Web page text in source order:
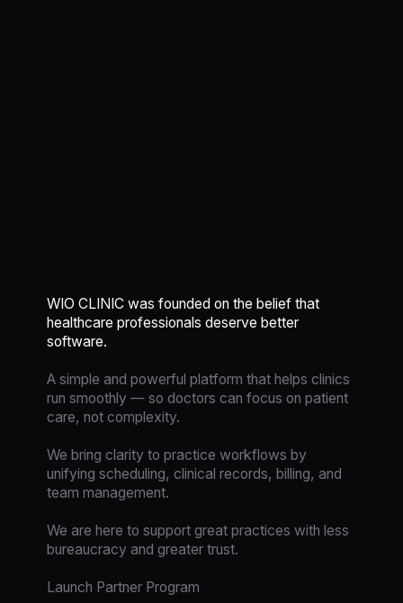
WIO CLINIC was founded on the belief that
healthcare professionals deserve better
software.
A simple and powerful platform that helps clinics
run smoothly — so doctors can focus on patient
care, not complexity.
We bring clarity to practice workflows by
unifying scheduling, clinical records, billing, and
team management.
We are here to support great practices with less
bureaucracy and greater trust.
Launch Partner Program